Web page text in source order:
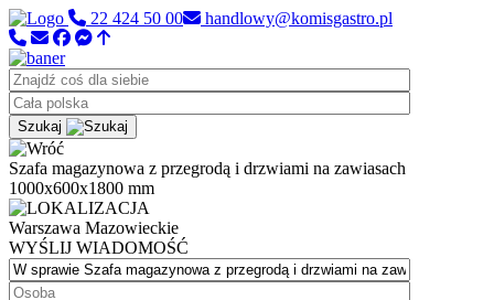
22 424 50 00 handlowy@komisgastro.pl
Szukaj
Szafa magazynowa z przegrodą i drzwiami na zawiasach
1000x600x1800 mm
Warszawa Mazowieckie
WYŚLIJ WIADOMOŚĆ